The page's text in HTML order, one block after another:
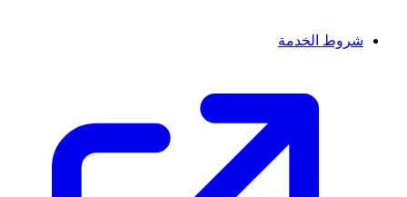
شروط الخدمة